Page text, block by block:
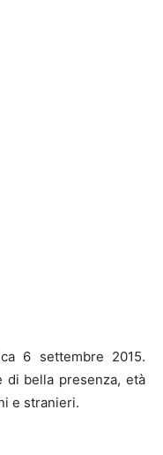
6 settembre 2015.
di bella presenza, età
e stranieri.